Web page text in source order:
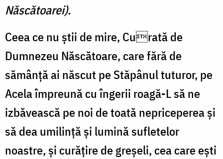
Născătoarei).
Ceea ce nu știi de mire, Curată de
Dumnezeu Născătoare, care fără de
sămânță ai născut pe Stăpânul tuturor, pe
Acela împreună cu îngerii roagă-L să ne
izbăvească pe noi de toată nepriceperea și
să dea umilință și lumină sufletelor
noastre, și curățire de greșeli, cea care ești